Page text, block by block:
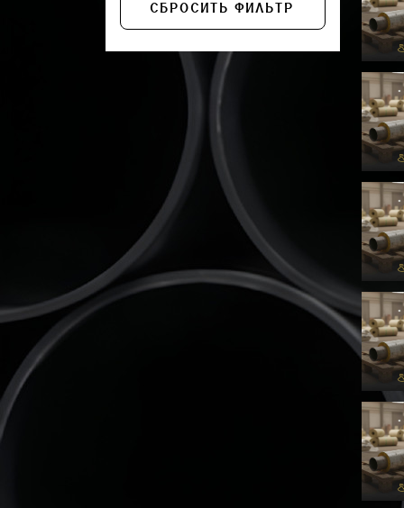
СБРОСИТЬ ФИЛЬТР